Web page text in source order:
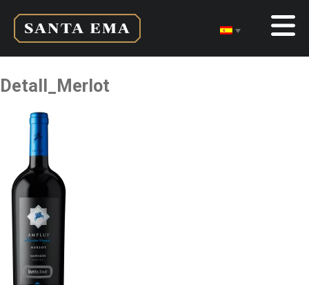
Detall_Merlot